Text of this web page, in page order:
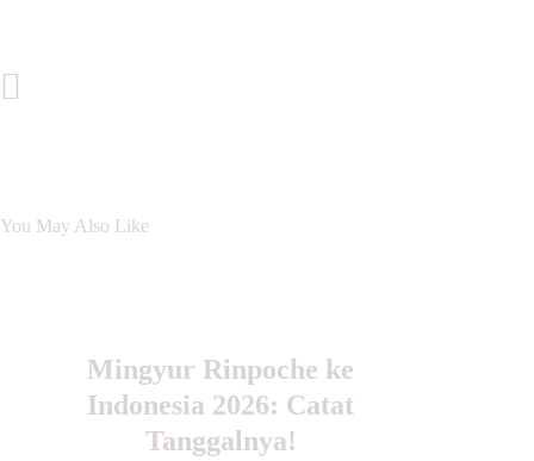
You May Also Like
Mingyur Rinpoche ke
Indonesia 2026: Catat
Tanggalnya!